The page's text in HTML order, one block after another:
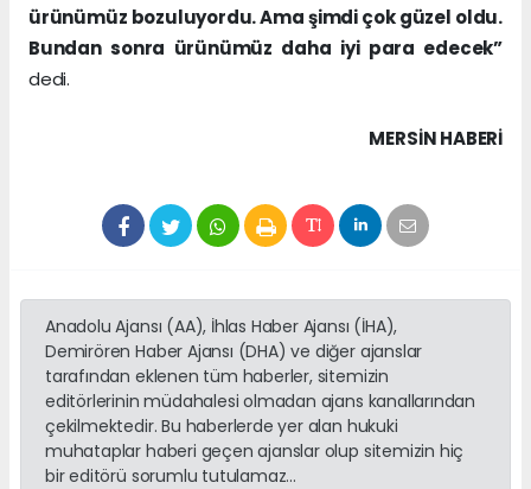
ürünümüz bozuluyordu. Ama şimdi çok güzel oldu.
Bundan sonra ürünümüz daha iyi para edecek”
dedi.
MERSIN HABERİ
Anadolu Ajansı (AA), İhlas Haber Ajansı (İHA),
Demirören Haber Ajansı (DHA) ve diğer ajanslar
tarafından eklenen tüm haberler, sitemizin
editörlerinin müdahalesi olmadan ajans kanallarından
çekilmektedir. Bu haberlerde yer alan hukuki
muhataplar haberi geçen ajanslar olup sitemizin hiç
bir editörü sorumlu tutulamaz...